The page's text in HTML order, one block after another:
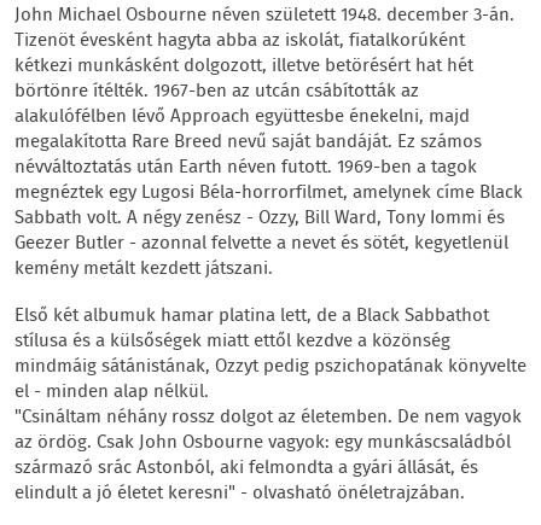
John Michael Osbourne néven született 1948. december 3-án.
Tizenöt évesként hagyta abba az iskolát, fiatalkorúként
kétkezi munkásként dolgozott, illetve betörésért hat hét
börtönre ítélték. 1967-ben az utcán csábították az
alakulófélben lévő Approach együttesbe énekelni, majd
megalakította Rare Breed nevű saját bandáját. Ez számos
névváltoztatás után Earth néven futott. 1969-ben a tagok
megnéztek egy Lugosi Béla-horrorfilmet, amelynek címe Black
Sabbath volt. A négy zenész - Ozzy, Bill Ward, Tony Iommi és
Geezer Butler - azonnal felvette a nevet és sötét, kegyetlenül
kemény metált kezdett játszani.
Első két albumuk hamar platina lett, de a Black Sabbathot
stílusa és a külsőségek miatt ettől kezdve a közönség
mindmáig sátánistának, Ozzyt pedig pszichopatának könyvelte
el - minden alap nélkül.
"Csináltam néhány rossz dolgot az életemben. De nem vagyok
az ördög. Csak John Osbourne vagyok: egy munkáscsaládból
származó srác Astonból, aki felmondta a gyári állását, és
elindult a jó életet keresni" - olvasható önéletrajzában.